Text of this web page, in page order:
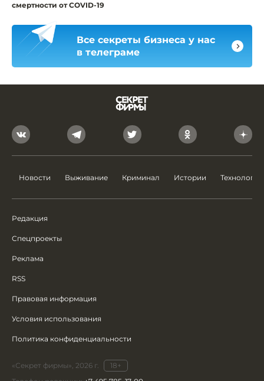
смертности от COVID-19
Все секреты бизнеса у нас
в телеграме
Новости Выживание Криминал Истории Технологии
Редакция
Спецпроекты
Реклама
RSS
Правовая информация
Условия использования
Политика конфиденциальности
«Секрет фирмы», 2026 г.
18+